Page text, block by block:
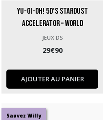
Yu-Gi-Oh! 5D’s Stardust
Accelerator – World
Championship 2009 – Nintendo DS
JEUX DS
29€90
AJOUTER AU PANIER
Sauvez Willy